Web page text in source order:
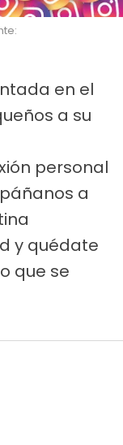
en el
a su
personal
a
y quédate
que se